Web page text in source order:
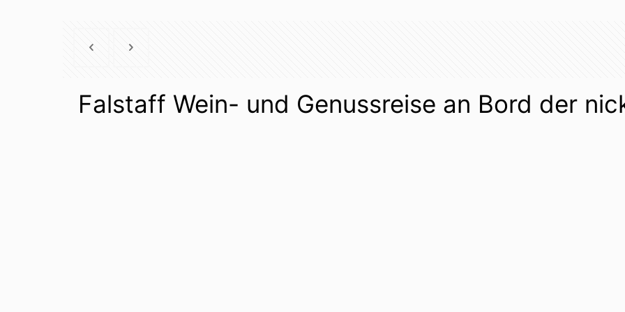
Falstaff Wein- und Genussreise an Bord der